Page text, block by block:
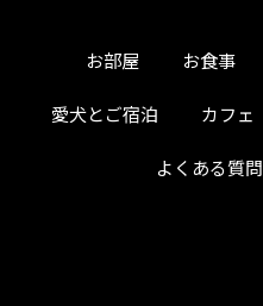
お部屋 お食事
愛犬とご宿泊 カフェ
よくある質問